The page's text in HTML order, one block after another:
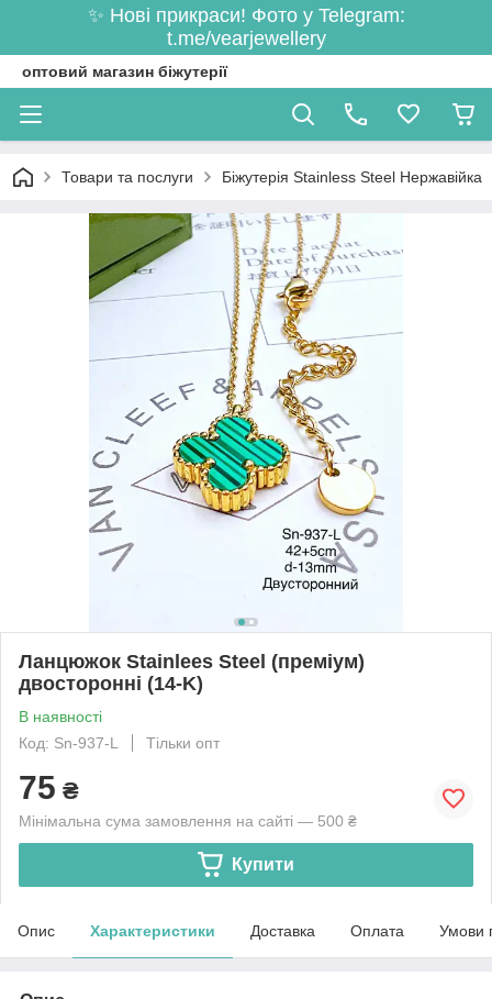
✨ Нові прикраси! Фото у Telegram:
t.me/vearjewellery
оптовий магазин біжутерії
Товари та послуги Біжутерія Stainless Steel Нержавійка
Ланцюжок Stainlees Steel (преміум)
двосторонні (14-K)
В наявності
Код: Sn-937-L
Тільки опт
75 ₴
Мінімальна сума замовлення на сайті — 500 ₴
Купити
Опис Характеристики Доставка Оплата Умови